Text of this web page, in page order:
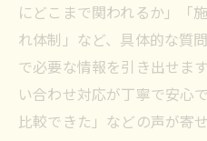
にどこまで関われるか」「
れ体制」など、具体的な質
で必要な情報を引き出せま
い合わせ対応が丁寧で安心
比較できた」などの声が寄